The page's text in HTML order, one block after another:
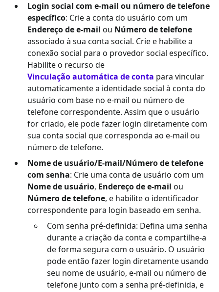
Login social com e-mail ou número de telefone
específico: Crie a conta do usuário com um
Endereço de e-mail ou Número de telefone
associado à sua conta social. Crie e habilite a
conexão social para o provedor social específico.
Habilite o recurso de
Vinculação automática de conta para vincular
automaticamente a identidade social à conta do
usuário com base no e-mail ou número de
telefone correspondente. Assim que o usuário
for criado, ele pode fazer login diretamente com
sua conta social que corresponda ao e-mail ou
número de telefone.
Nome de usuário/E-mail/Número de telefone
com senha: Crie uma conta de usuário com um
Nome de usuário, Endereço de e-mail ou
Número de telefone, e habilite o identificador
correspondente para login baseado em senha.
Com senha pré-definida: Defina uma senha
durante a criação da conta e compartilhe-a
de forma segura com o usuário. O usuário
pode então fazer login diretamente usando
seu nome de usuário, e-mail ou número de
telefone junto com a senha pré-definida, e